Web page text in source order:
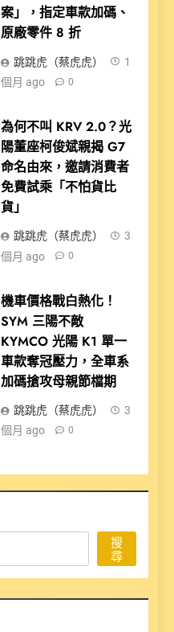
案」，指定車款加碼、
原廠零件 8 折
跳跳虎（蔡虎虎）
1
個月 ago
0
為何不叫 KRV 2.0？光
陽董座柯俊斌親揭 G7
命名由來，邀請消費者
免費試乘「不怕貨比
貨」
跳跳虎（蔡虎虎）
3
個月 ago
0
機車價格戰白熱化！
SYM 三陽不敵
KYMCO 光陽 K1 單一
車款奪冠壓力，全車系
加碼搶攻母親節檔期
跳跳虎（蔡虎虎）
3
個月 ago
0
搜
尋